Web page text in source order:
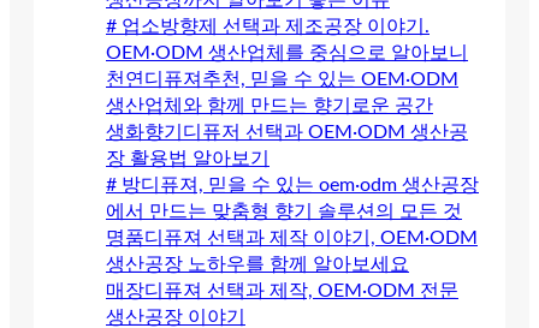
# 업소방향제 선택과 제조공장 이야기.
OEM·ODM 생산업체를 중심으로 알아보니
천연디퓨져추천, 믿을 수 있는 OEM·ODM
생산업체와 함께 만드는 향기로운 공간
생화향기디퓨저 선택과 OEM·ODM 생산공
장 활용법 알아보기
# 방디퓨져, 믿을 수 있는 oem·odm 생산공장
에서 만드는 맞춤형 향기 솔루션의 모든 것
명품디퓨져 선택과 제작 이야기, OEM·ODM
생산공장 노하우를 함께 알아보세요
매장디퓨져 선택과 제작, OEM·ODM 전문
생산공장 이야기